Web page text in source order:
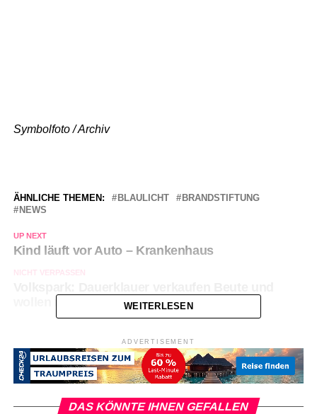
Symbolfoto / Archiv
ÄHNLICHE THEMEN: BLAULICHT
BRANDSTIFTUNG
NEWS
UP NEXT
Kind läuft vor Auto – Krankenhaus
NICHT VERPASSEN
wollen mit Polizisten kämpfen
WEITERLESEN
ADVERTISEMENT
DAS KÖNNTE IHNEN GEFALLEN